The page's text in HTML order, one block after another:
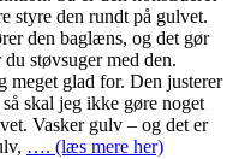
styre den rundt på gulvet.
den baglæns, og det gør
støvsuger med den.
glad for. Den justerer
skal jeg ikke gøre noget
Vasker gulv – og det er
…. (læs mere her)